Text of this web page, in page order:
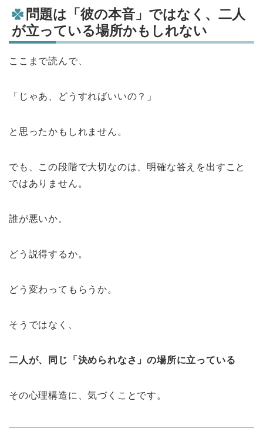
問題は「彼の本音」ではなく、二人
が立っている場所かもしれない
ここまで読んで、
「じゃあ、どうすればいいの？」
と思ったかもしれません。
でも、この段階で大切なのは、明確な答えを出すこと
ではありません。
誰が悪いか。
どう説得するか。
どう変わってもらうか。
そうではなく、
二人が、同じ「決められなさ」の場所に立っている
その心理構造に、気づくことです。